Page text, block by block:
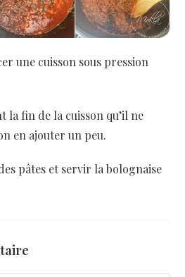
une cuisson sous pression
la fin de la cuisson qu’il ne
en ajouter un peu.
pâtes et servir la bolognaise